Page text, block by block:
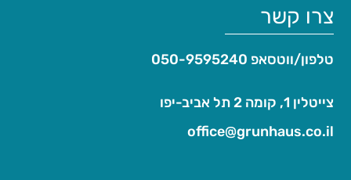
צרו קשר
טלפון/ווטסאפ 050-9595240
צייטלין 1, קומה 2 תל אביב-יפו
office@grunhaus.co.il‏